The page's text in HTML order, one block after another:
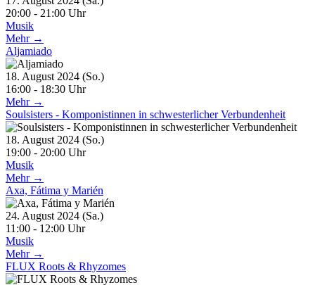
20:00 - 21:00 Uhr
Musik
Mehr →
Aljamiado
18. August 2024 (So.)
16:00 - 18:30 Uhr
Mehr →
Soulsisters - Komponistinnen in schwesterlicher Verbundenheit
18. August 2024 (So.)
19:00 - 20:00 Uhr
Musik
Mehr →
Axa, Fátima y Marién
24. August 2024 (Sa.)
11:00 - 12:00 Uhr
Musik
Mehr →
FLUX Roots & Rhyzomes